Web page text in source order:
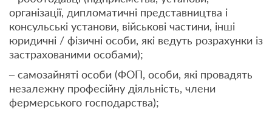
організації, дипломатичні представництва і
консульські установи, військові частини, інші
юридичні / фізичні особи, які ведуть розрахунки із
застрахованими особами);
– самозайняті особи (ФОП, особи, які провадять
незалежну професійну діяльність, члени
фермерського господарства);